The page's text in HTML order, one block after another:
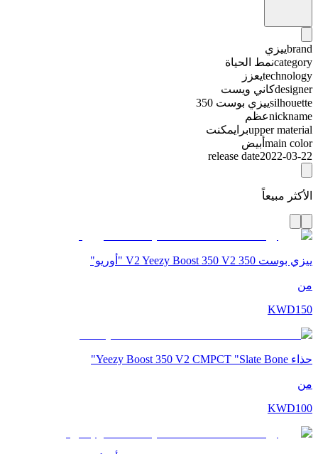
brandييزي
categoryنمط الحياة
technologyيعزز
designerكاني ويست
silhouetteييزي بوست 350
nicknameعظم
upper materialبرايمكنت
main color أبيض
release date2022-03-22
الأكثر مبيعاً
ييزي بوست 350 V2 Yeezy Boost 350 V2 "أوريو"
من
KWD150
حذاء Yeezy Boost 350 V2 CMPCT "Slate Bone"
من
KWD100